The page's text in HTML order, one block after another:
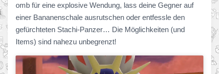
omb für eine explosive Wendung, lass deine Gegner auf
einer Bananenschale ausrutschen oder entfessle den
gefürchteten Stachi-Panzer… Die Möglichkeiten (und
Items) sind nahezu unbegrenzt!